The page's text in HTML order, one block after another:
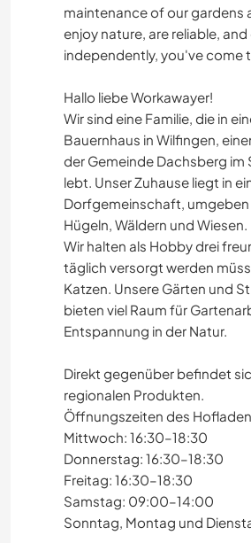
maintenance of our gardens
enjoy nature, are reliable,
independently, you've come
Hallo liebe Workawayer!
Wir sind eine Familie, die in
Bauernhaus in Wilfingen,
der Gemeinde Dachsberg im
lebt. Unser Zuhause liegt in
Dorfgemeinschaft,
Hügeln, Wäldern und Wiesen.
Wir halten als Hobby drei
täglich versorgt werden
Katzen. Unsere Gärten und
bieten viel Raum für
Entspannung in der Natur.
Direkt gegenüber befindet
regionalen Produkten.
Öffnungszeiten des
Mittwoch: 16:30–18:30
Donnerstag: 16:30–18:30
Freitag: 16:30–18:30
Samstag: 09:00–14:00
Sonntag, Montag und